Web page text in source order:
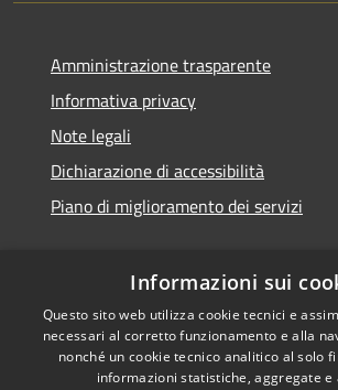
Amministrazione trasparente
Informativa privacy
Note legali
Dichiarazione di accessibilità
Piano di miglioramento dei servizi
RSS
Accessibilità
Privacy
Copyright
Informazioni sui
Questo sito web utilizza cookie tecnici e
necessari al corretto funzionamento e alla
nonché un cookie tecnico analitico al solo
informazioni statistiche, aggregate e